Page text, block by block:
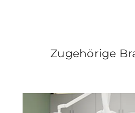
Zugehörige